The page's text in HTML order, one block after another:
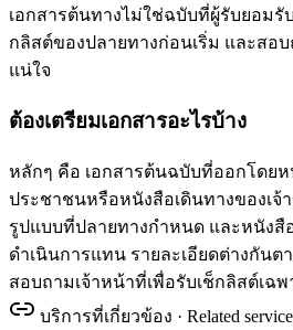
เอกสารต้นทางไม่ใช่ฉบับที่ผู้รับยอมรั
กลิสต์ของปลายทางก่อนเริ่ม และสอ
แน่ใจ
ต้องเตรียมเอกสารอะไรบ้าง
หลักๆ คือ เอกสารต้นฉบับที่ออกโดย
ประชาชนหรือหนังสือเดินทางของเจ้
รูปแบบที่ปลายทางกำหนด และหนัง
ดำเนินการแทน รายละเอียดต่างกันต
สอบถามเจ้าหน้าที่เพื่อรับเช็กลิสต์เฉพ
บริการที่เกี่ยวข้อง · Related